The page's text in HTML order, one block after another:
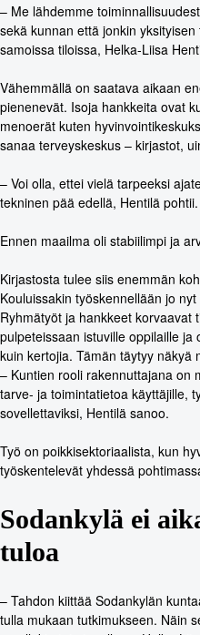
– Me lähdemme
sekä kunnan että jonkin
samoissa tiloissa, Helka-Liisa
Vähemmällä on saatava aikaan
pienenevät. Isoja hankkeita ovat
menoerät kuten
sanaa terveyskeskus – kirjastot,
– Voi olla, ettei vielä tarpeeksi
tekninen pää edellä, Hentilä pohtii.
Ennen maailma oli stabiilimpi ja
Kirjastosta tulee siis enemmän
Kouluissakin työskennellään jo
Ryhmätyöt ja hankkeet korvaavat
pulpeteissaan istuville oppilaille
kuin kertojia. Tämän täytyy näkyä
– Kuntien rooli rakennuttajana on
tarve- ja toimintatietoa käyttäjille,
sovellettaviksi, Hentilä sanoo.
Työ on poikkisektoriaalista, kun
työskentelevät yhdessä
Sodankylä ei
tuloa
– Tahdon kiittää Sodankylän
tulla mukaan tutkimukseen. Näin